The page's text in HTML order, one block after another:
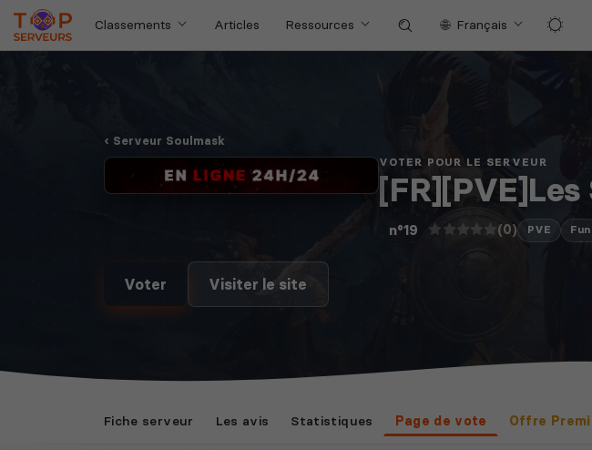
Classements Articles Ressources Français
Serveur Soulmask
VOTER POUR LE SERVEUR
n°19 (0) PVE Fun
Voter Visiter le site
Fiche serveur Les avis Statistiques Page de vote Offre